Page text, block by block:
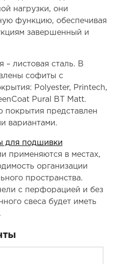
нагрузки, они
функцию, обеспечивая
завершенный и
– листовая сталь. В
софиты с
Polyester, Printech,
Pural BT Matt.
представлен
вариантами.
для подшивки
применяются в местах,
организации
пространства.
с перфорацией и без
свеса будет иметь